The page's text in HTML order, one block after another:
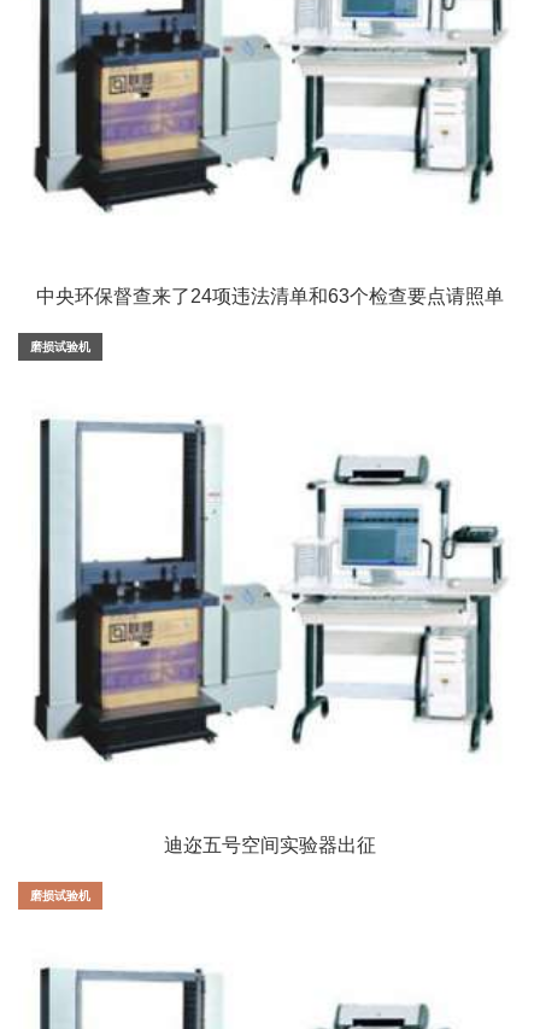
中央环保督查来了24项违法清单和63个检查要点请照单
磨损试验机
迪迩五号空间实验器出征
磨损试验机